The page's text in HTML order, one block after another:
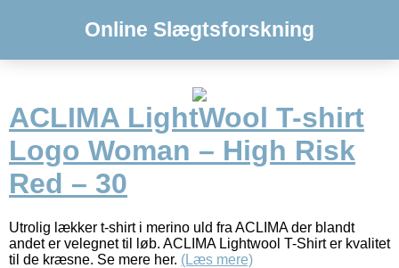
Online Slægtsforskning
ACLIMA LightWool T-shirt
Logo Woman – High Risk
Red – 30
Utrolig lækker t-shirt i merino uld fra ACLIMA der blandt
andet er velegnet til løb. ACLIMA Lightwool T-Shirt er kvalitet
til de kræsne. Se mere her. (Læs mere)